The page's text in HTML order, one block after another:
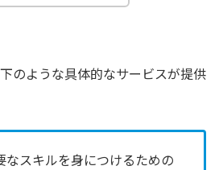
のような具体的なサービスが提供
なスキルを身につけるための